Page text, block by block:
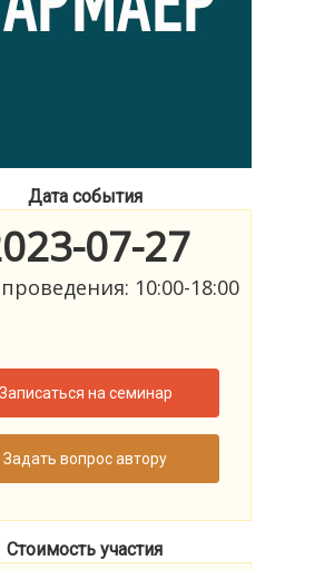
Дата события
07-27
10:00-18:00
Записаться на семинар
Задать вопрос автору
Стоимость участия